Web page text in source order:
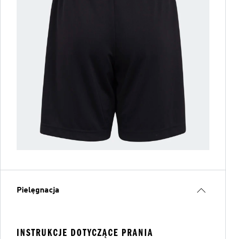
Pielęgnacja
INSTRUKCJE DOTYCZĄCE PRANIA